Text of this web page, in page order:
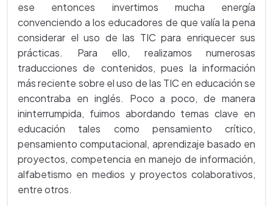
ese entonces invertimos mucha energía
convenciendo a los educadores de que valía la pena
considerar el uso de las TIC para enriquecer sus
prácticas. Para ello, realizamos numerosas
traducciones de contenidos, pues la información
más reciente sobre el uso de las TIC en educación se
encontraba en inglés. Poco a poco, de manera
ininterrumpida, fuimos abordando temas clave en
educación tales como pensamiento crítico,
pensamiento computacional, aprendizaje basado en
proyectos, competencia en manejo de información,
alfabetismo en medios y proyectos colaborativos,
entre otros.